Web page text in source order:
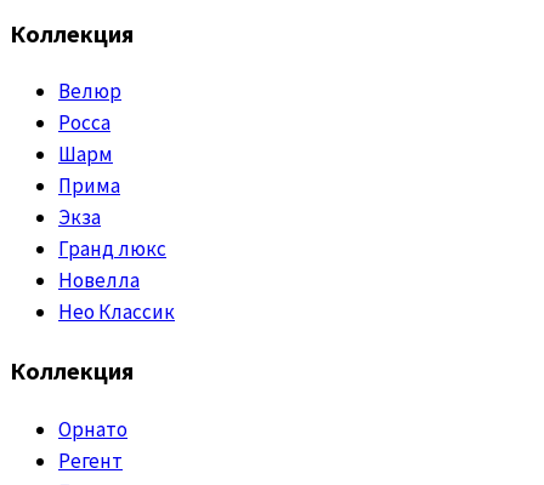
Коллекция
Велюр
Росса
Шарм
Прима
Экза
Гранд люкс
Новелла
Нео Классик
Коллекция
Орнато
Регент